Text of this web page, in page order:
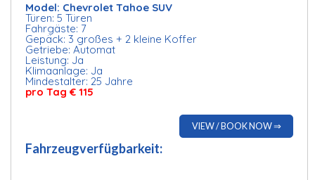
Model: Chevrolet Tahoe SUV
Türen: 5 Türen
Fahrgäste: 7
Gepäck: 3 großes + 2 kleine Koffer
Getriebe: Automat
Leistung: Ja
Klimaanlage: Ja
Mindestalter: 25 Jahre
pro Tag € 115
VIEW / BOOK NOW ⇒
Fahrzeugverfügbarkeit: